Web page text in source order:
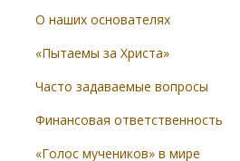
О наших основателях
«Пытаемы за Христа»
Часто задаваемые вопросы
Финансовая ответственность
«Голос мучеников» в мире